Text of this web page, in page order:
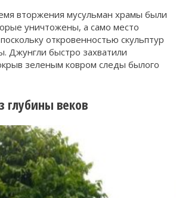
вторжения мусульман храмы были
уничтожены, а само место
откровенностью скульптур
Джунгли быстро захватили
зеленым ковром следы былого
глубины веков